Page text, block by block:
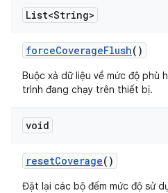
List<String>
forceCoverageFlush()
Buộc xả dữ liệu về mức độ phù
trình đang chạy trên thiết bị.
void
resetCoverage()
Đặt lại các bộ đếm mức độ sử